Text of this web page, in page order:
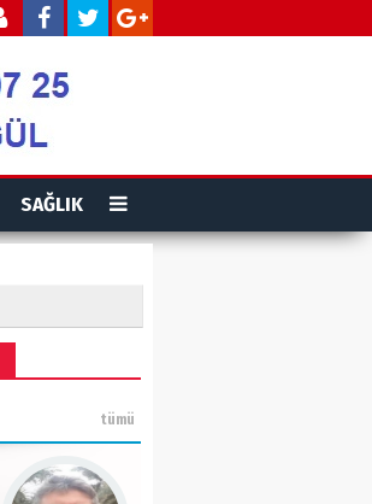
SAĞLIK
tümü